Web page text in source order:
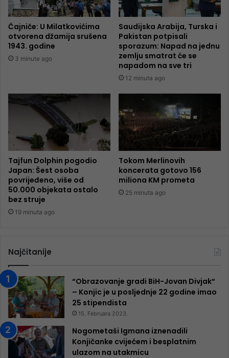
Čajniče: U Milatkovićima
otvorena džamija srušena
1943. godine
3 minute ago
Saudijska Arabija, Turska i
Pakistan potpisali
sporazum: Napad na jednu
zemlju smatrat će se
napadom na sve tri
12 minuta ago
Tajfun Dolphin pogodio
Japan: Šest osoba
povrijeđeno, više od
50.000 objekata ostalo
bez struje
19 minuta ago
Tokom Merlinovih
koncerata gotovo 156
miliona KM prometa
25 minuta ago
Najčitanije
“Obrazovanje gradi BiH-Jovan Divjak“
– Konjic je u posljednje 22 godine imao
25 ​​stipendista
15. Februara 2023.
Nogometaši Igmana iznenadili
Konjičanke cvijećem i besplatnim
ulazom na utakmicu